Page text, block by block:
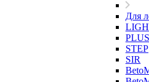
Для
PLUS
STEP
SIR